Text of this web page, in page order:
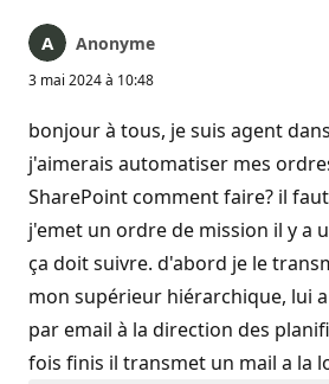
Anonyme
3 mai 2024 à 10:48
bonjour à tous, je suis agent
j'aimerais automatiser mes
SharePoint comment faire? il
j'emet un ordre de mission il y a
ça doit suivre. d'abord je le
mon supérieur hiérarchique, lui
par email à la direction des
fois finis il transmet un mail a la